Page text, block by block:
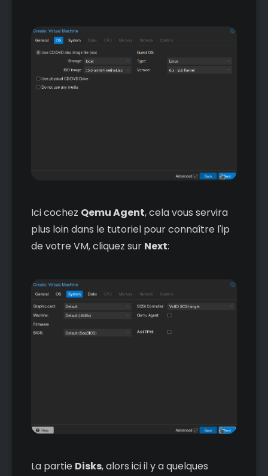
Ici cochez Qemu Agent, cela vous servira
plus loin dans le tutoriel pour connaître l'ip
de votre VM, cliquez sur Next:
La partie Disks, alors ici il y a quelques